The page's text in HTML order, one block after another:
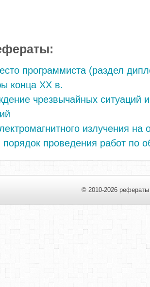
программиста (раздел
конца XX в.
чрезвычайных ситуаций
излучения на
проведения работ по
© 2010-2026 рефераты